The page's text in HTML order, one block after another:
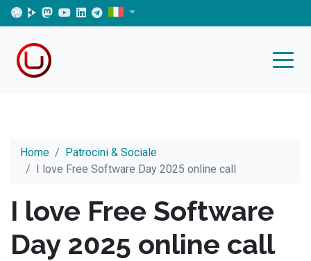
Home
Patrocini & Sociale
I love Free Software Day 2025 online call
I love Free Software
Day 2025 online call